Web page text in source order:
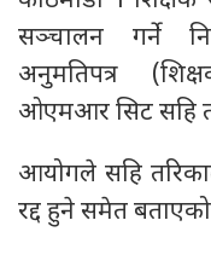
सञ्चालन गर्ने
अनुमतिपत्र
ओएमआर सिट सहि
आयोगले सहि
रद्द हुने समेत